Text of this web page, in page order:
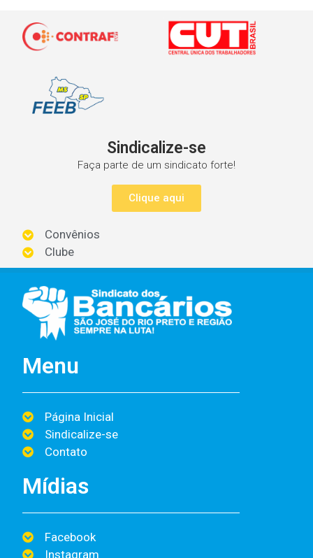
Sindicalize-se
Faça parte de um sindicato forte!
Clique aqui
Convênios
Clube
Menu
Página Inicial
Sindicalize-se
Contato
Mídias
Facebook
Instagram